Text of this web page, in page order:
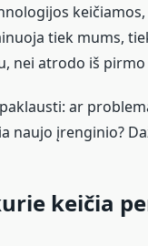
tiek mums,
nei atrodo iš pirmo
ar
naujo įrenginio?
keičia